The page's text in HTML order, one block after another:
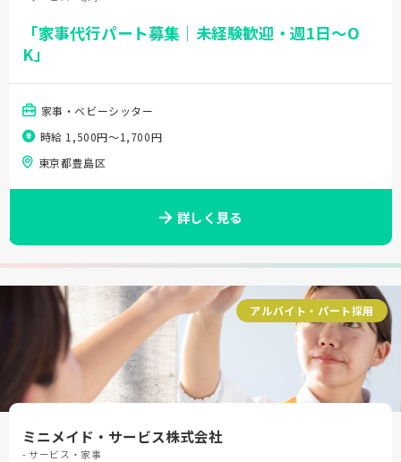
「家事代行パート募集｜未経験歓迎・週1日～O
K」
家事・ベビーシッター
時給 1,500円〜1,700円
東京都豊島区
詳しく見る
アルバイト・パート採用
ミニメイド・サービス株式会社
- サービス・家事